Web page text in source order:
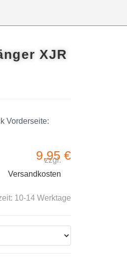
XJR
Vorderseite:
9,95 €
zzgl.
Versandkosten
10-14 Werktage